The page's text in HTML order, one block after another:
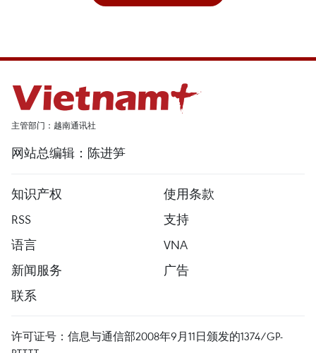
主管部门：越南通讯社
网站总编辑：陈进笋
知识产权
使用条款
RSS
支持
语言
VNA
新闻服务
广告
联系
许可证号：信息与通信部2008年9月11日颁发的1374/GP-